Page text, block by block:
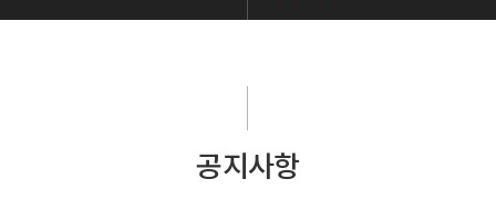
공지사항